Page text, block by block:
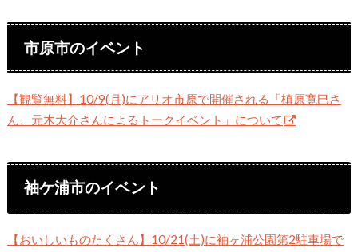
市原市のイベント
【観覧無料】10/9(月)にアリオ市原で開催される「槙原寛巳さ
ん、元木大介さんによるトークイベント」について
袖ケ浦市のイベント
【おいしいものたくさん】10/21(土)に袖ヶ浦公園第2駐車場で